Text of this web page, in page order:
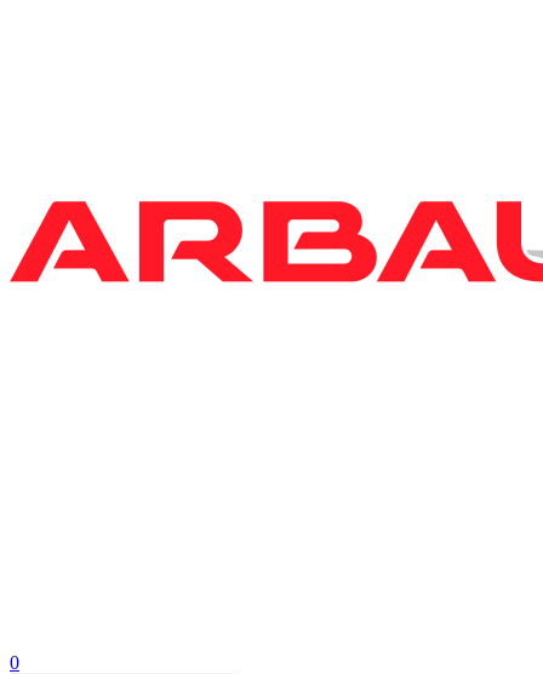
0